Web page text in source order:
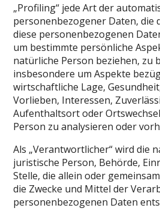
„Profiling“ jede Art der
personenbezogener Daten, die
diese personenbezogenen
um bestimmte persönliche
natürliche Person beziehen, zu
insbesondere um Aspekte
wirtschaftliche Lage,
Vorlieben, Interessen,
Aufenthaltsort oder
Person zu analysieren oder
Als „Verantwortlicher“ wird die
juristische Person, Behörde,
Stelle, die allein oder
die Zwecke und Mittel der
personenbezogenen Daten